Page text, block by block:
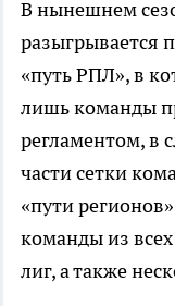
В нынешнем
разыгрывается
«путь РПЛ», в
лишь команды
регламентом, в
части сетки
«пути
команды из
лиг, а также